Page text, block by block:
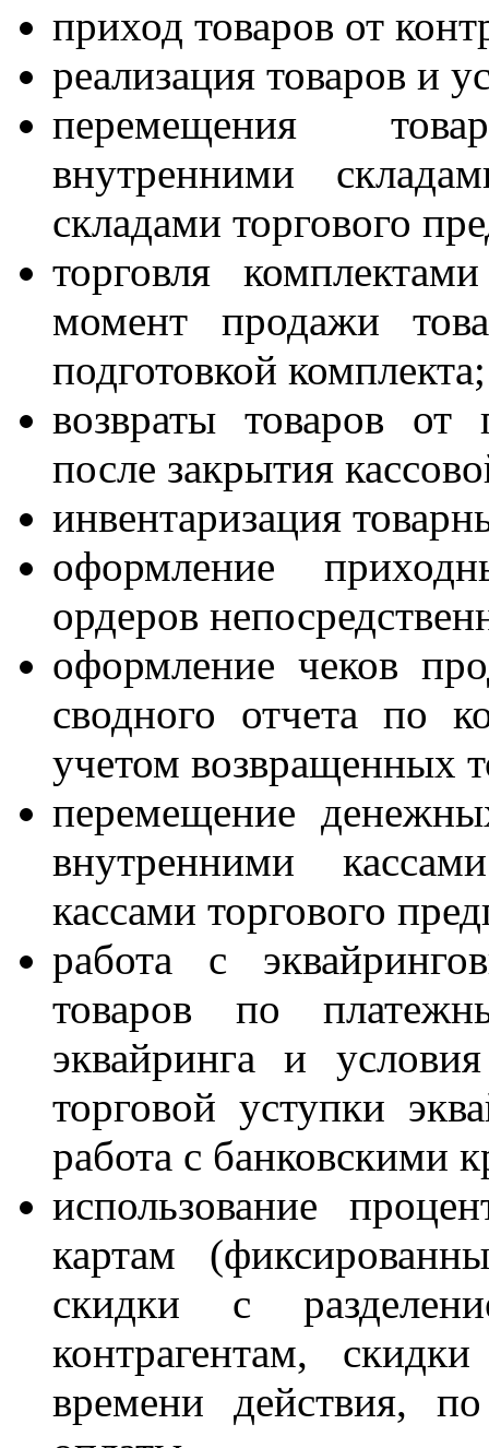
приход товаров от
реализация товаров и
перемещения
внутренними
складами торгового
торговля
момент продажи
подготовкой комплекта;
возвраты товаров от
после закрытия
инвентаризация
оформление
ордеров
оформление чеков
сводного отчета по
учетом возвращенных
перемещение
внутренними
кассами торгового
работа с
товаров по
эквайринга и
торговой уступки
работа с банковскими
использование
картам
скидки с
контрагентам,
времени действия,